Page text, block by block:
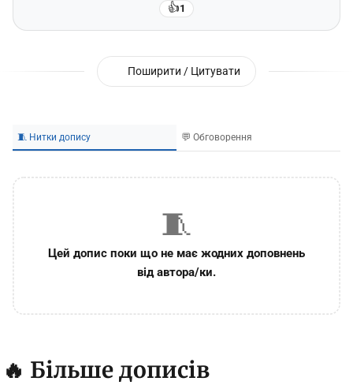
👍1
Поширити / Цитувати
🧵 Нитки допису 💬 Обговорення
🧵
Цей допис поки що не має жодних доповнень
від автора/ки.
🔥 Більше дописів